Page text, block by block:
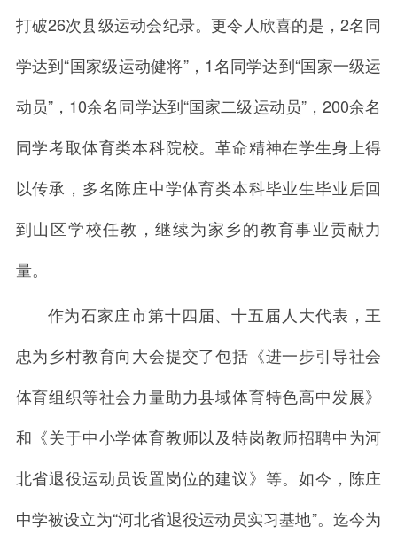
打破26次县级运动会纪录。更令人欣喜的是，2名同
学达到“国家级运动健将”，1名同学达到“国家一级运
动员”，10余名同学达到“国家二级运动员”，200余名
同学考取体育类本科院校。革命精神在学生身上得
以传承，多名陈庄中学体育类本科毕业生毕业后回
到山区学校任教，继续为家乡的教育事业贡献力
量。
作为石家庄市第十四届、十五届人大代表，王
忠为乡村教育向大会提交了包括《进一步引导社会
体育组织等社会力量助力县域体育特色高中发展》
和《关于中小学体育教师以及特岗教师招聘中为河
北省退役运动员设置岗位的建议》等。如今，陈庄
中学被设立为“河北省退役运动员实习基地”。迄今为